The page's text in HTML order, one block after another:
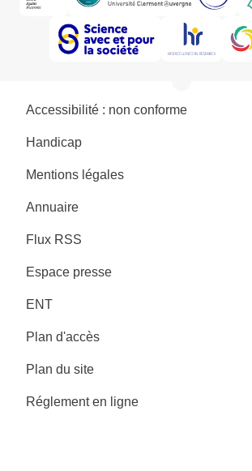
Accessibilité : non conforme
Handicap
Mentions légales
Annuaire
Flux RSS
Espace presse
ENT
Plan d'accès
Plan du site
Réglement en ligne